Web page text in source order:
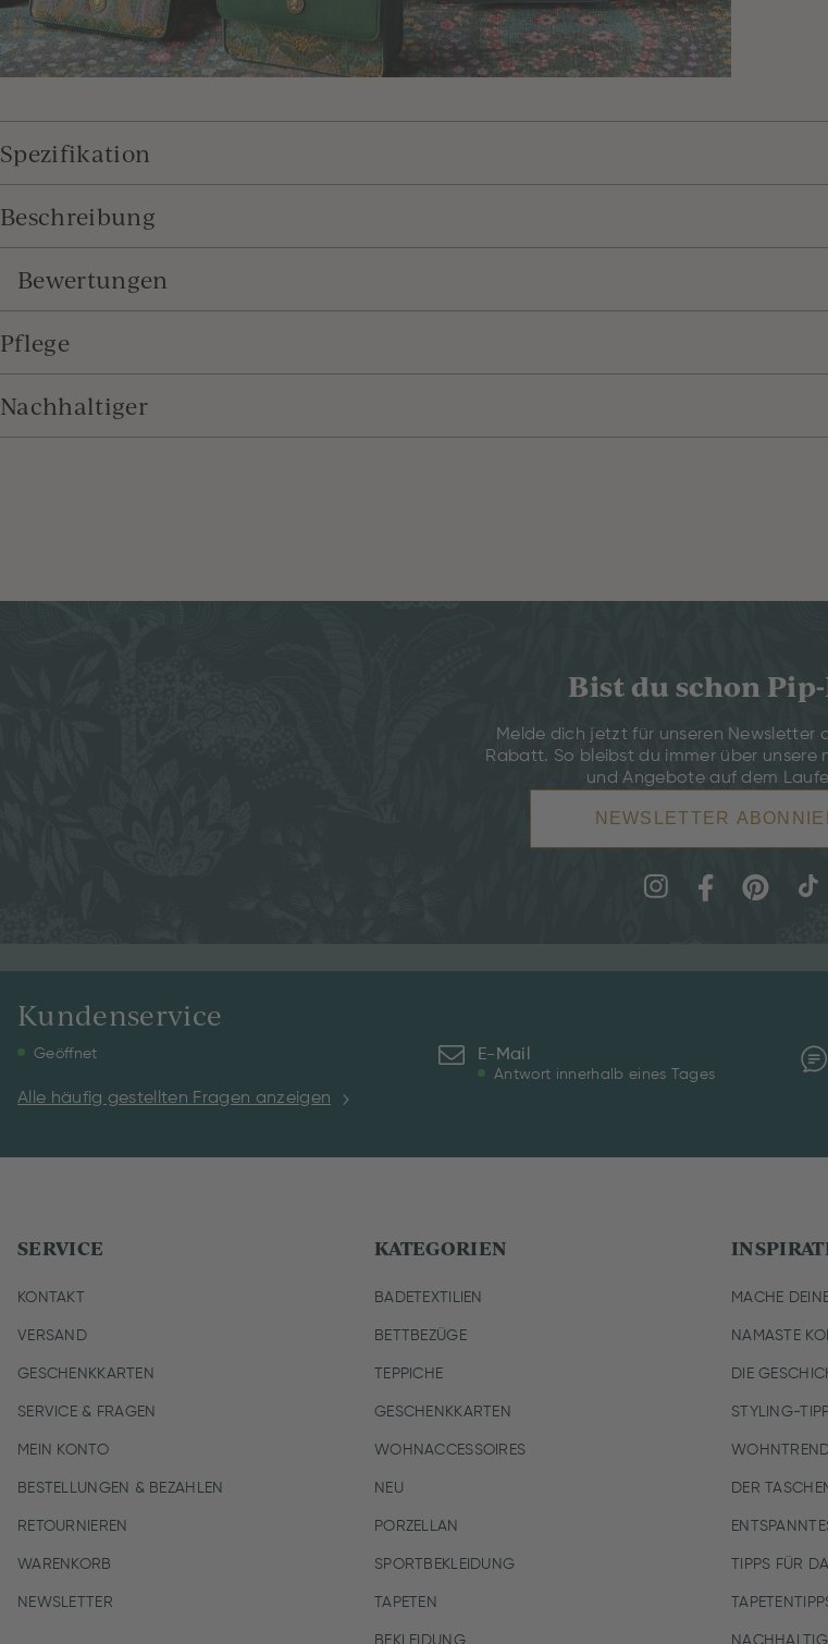
Spezifikation
Beschreibung
Bewertungen
Pflege
Nachhaltiger
Bist du schon
Melde dich jetzt für unseren Newsletter
Rabatt. So bleibst du immer über unsere
und Angebote auf dem
NEWSLETTER
Kundenservice
Geöffnet
Alle häufig gestellten Fragen anzeigen
E-Mail
Antwort innerhalb eines Tages
SERVICE
KONTAKT
VERSAND
GESCHENKKARTEN
SERVICE & FRAGEN
MEIN KONTO
BESTELLUNGEN & BEZAHLEN
RETOURNIEREN
WARENKORB
NEWSLETTER
KATEGORIEN
BADETEXTILIEN
BETTBEZÜGE
TEPPICHE
GESCHENKKARTEN
WOHNACCESSOIRES
NEU
PORZELLAN
SPORTBEKLEIDUNG
TAPETEN
BEKLEIDUNG
MACHE
NAMASTE
DIE
STYLING-
DER
TIPPS FÜR